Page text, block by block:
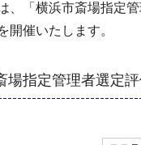
「横浜市斎場指定管
開催いたします。
場指定管理者選定